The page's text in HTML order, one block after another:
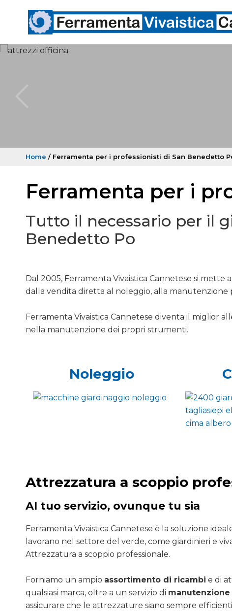
Home / Ferramenta per i professionisti di San Benedetto
Ferramenta per i
Tutto il necessario per il
Benedetto Po
Dal 2005, Ferramenta Vivaistica Cannetese si mette
dalla vendita diretta al noleggio, alla manutenzione
Ferramenta Vivaistica Cannetese diventa il miglior
nella manutenzione dei propri strumenti.
Noleggio
Attrezzatura a scoppio
Al tuo servizio, ovunque tu sia
Ferramenta Vivaistica Cannetese è la soluzione
lavorano nel settore del verde, come giardinieri e
Attrezzatura a scoppio professionale.
Forniamo un ampio assortimento di ricambi e di
qualsiasi marca, oltre a un servizio di
assicurare che le attrezzature siano sempre